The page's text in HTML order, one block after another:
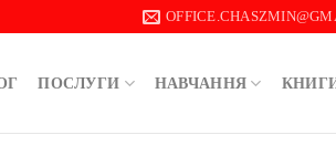
ПОСЛУГИ НАВЧАННЯ